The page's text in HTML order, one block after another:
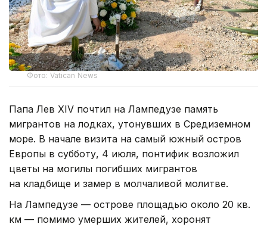
Фото: Vatican News
Папа Лев XIV почтил на Лампедузе память
мигрантов на лодках, утонувших в Средиземном
море. В начале визита на самый южный остров
Европы в субботу, 4 июля, понтифик возложил
цветы на могилы погибших мигрантов
на кладбище и замер в молчаливой молитве.
На Лампедузе — острове площадью около 20 кв.
км — помимо умерших жителей, хоронят